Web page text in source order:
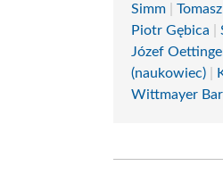
Simm |
Piotr Gębica |
Józef
(naukowiec)
Wittmayer